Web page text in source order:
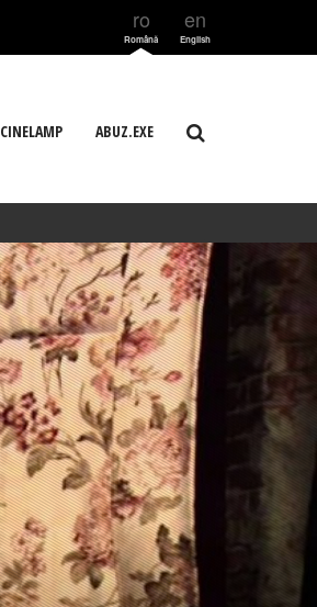
ro
Română
en
English
CINELAMP ABUZ.EXE